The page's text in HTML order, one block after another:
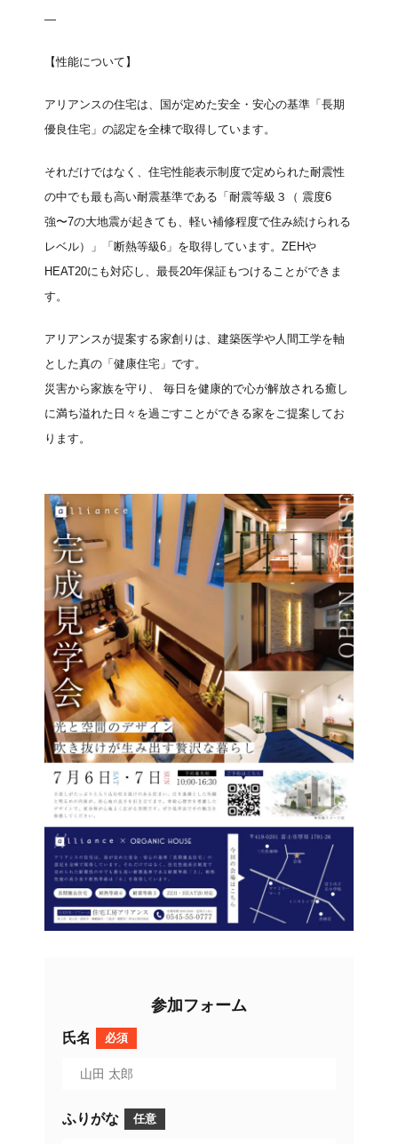
—
【性能について】
アリアンスの住宅は、国が定めた安全・安心の基準「長期
優良住宅」の認定を全棟で取得しています。
それだけではなく、住宅性能表示制度で定められた耐震性
の中でも最も高い耐震基準である「耐震等級３（ 震度6
強〜7の大地震が起きても、軽い補修程度で住み続けられる
レベル）」「断熱等級6」を取得しています。ZEHや
HEAT20にも対応し、最長20年保証もつけることができま
す。
アリアンスが提案する家創りは、建築医学や人間工学を軸
とした真の「健康住宅」です。
災害から家族を守り、 毎日を健康的で心が解放される癒し
に満ち溢れた日々を過ごすことができる家をご提案してお
ります。
参加フォーム
氏名 必須
ふりがな 任意